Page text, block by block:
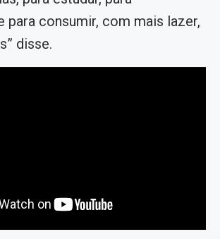
para consumir, com mais lazer,
disse.